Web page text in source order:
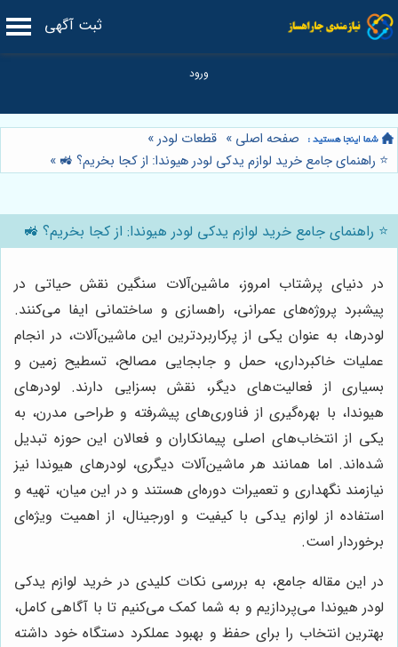
ثبت آگهی
صفحه اصلی » قطعات لودر»
⭐️ راهنمای جامع خرید لوازم یدکی لودر هیوندا: از کجا بخریم؟ 🚜 »
⭐️ راهنمای جامع خرید لوازم یدکی لودر هیوندا: از کجا بخریم؟ 🚜
در دنیای پرشتاب امروز، ماشین‌آلات سنگین نقش حیاتی در
پیشبرد پروژه‌های عمرانی، راهسازی و ساختمانی ایفا می‌کنند.
لودرها، به عنوان یکی از پرکاربردترین این ماشین‌آلات، در انجام
عملیات خاکبرداری، حمل و جابجایی مصالح، تسطیح زمین و
بسیاری از فعالیت‌های دیگر، نقش بسزایی دارند. لودرهای
هیوندا، با بهره‌گیری از فناوری‌های پیشرفته و طراحی مدرن، به
یکی از انتخاب‌های اصلی پیمانکاران و فعالان این حوزه تبدیل
شده‌اند. اما همانند هر ماشین‌آلات دیگری، لودرهای هیوندا نیز
نیازمند نگهداری و تعمیرات دوره‌ای هستند و در این میان، تهیه و
استفاده از لوازم یدکی با کیفیت و اورجینال، از اهمیت ویژه‌ای
برخوردار است.
در این مقاله جامع، به بررسی نکات کلیدی در خرید لوازم یدکی
لودر هیوندا می‌پردازیم و به شما کمک می‌کنیم تا با آگاهی کامل،
بهترین انتخاب را برای حفظ و بهبود عملکرد دستگاه خود داشته